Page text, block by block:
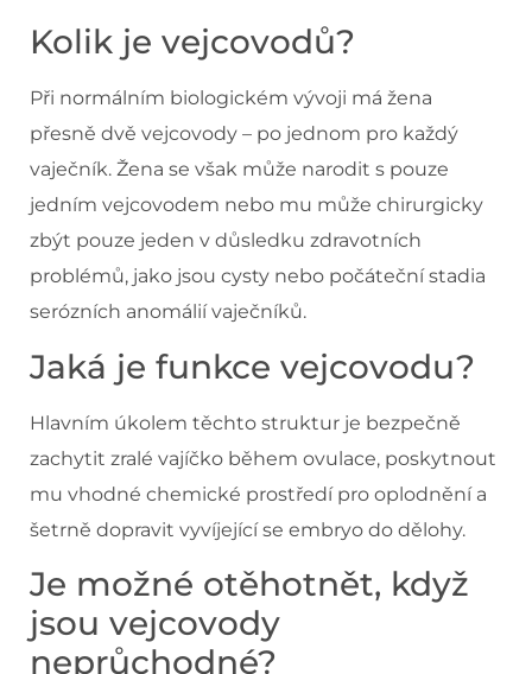
Kolik je vejcovodů?
Při normálním biologickém vývoji má žena
přesně dvě vejcovody – po jednom pro každý
vaječník. Žena se však může narodit s pouze
jedním vejcovodem nebo mu může chirurgicky
zbýt pouze jeden v důsledku zdravotních
problémů, jako jsou cysty nebo počáteční stadia
serózních anomálií vaječníků.
Jaká je funkce vejcovodu?
Hlavním úkolem těchto struktur je bezpečně
zachytit zralé vajíčko během ovulace, poskytnout
mu vhodné chemické prostředí pro oplodnění a
šetrně dopravit vyvíjející se embryo do dělohy.
Je možné otěhotnět, když
jsou vejcovody
neprůchodné?